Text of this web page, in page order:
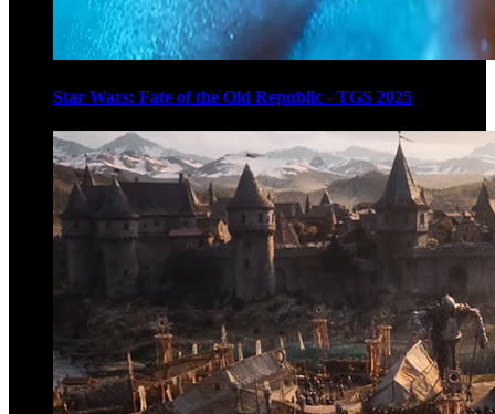
Star Wars: Fate of the Old Republic - TGS 2025